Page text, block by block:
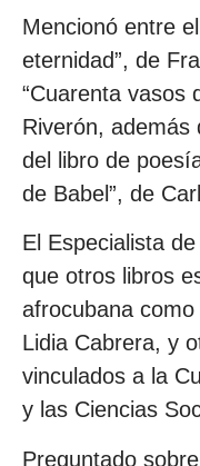
Mencionó entre
eternidad”, de
“Cuarenta vasos
Riverón, además
del libro de
de Babel”, de
El Especialista
que otros libros
afrocubana como
Lidia Cabrera, y
vinculados a la
y las Ciencias
Preguntado